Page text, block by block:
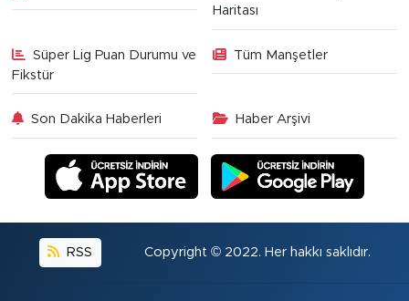
Haritası
Süper Lig Puan Durumu ve
Fikstür
Tüm Manşetler
Son Dakika Haberleri Haber Arşivi
RSS Copyright © 2022. Her hakkı saklıdır.